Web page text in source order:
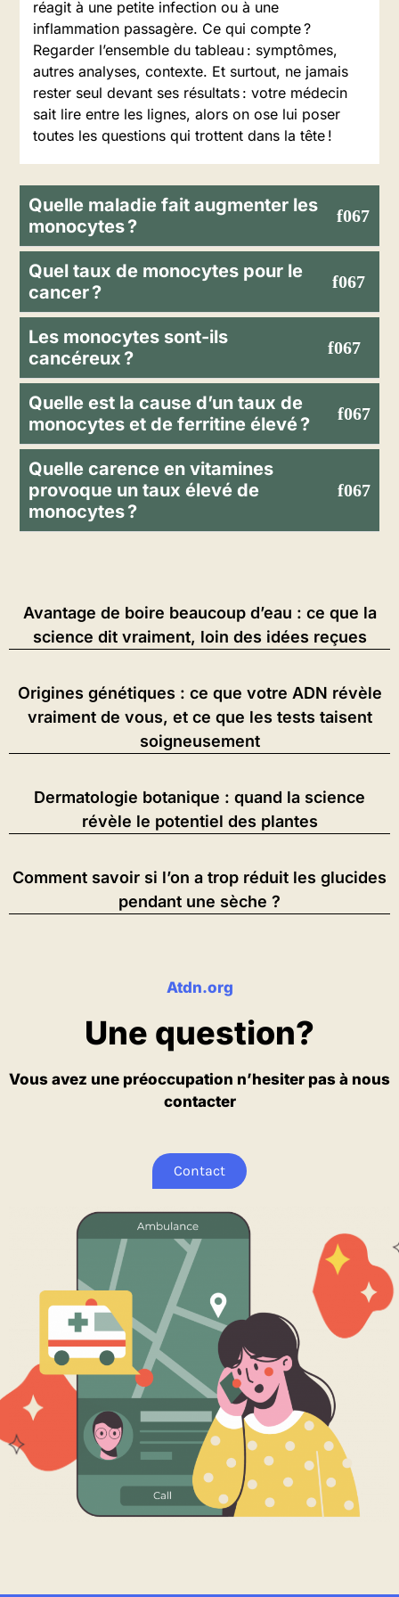
réagit à une petite infection ou à une
inflammation passagère. Ce qui compte ?
Regarder l’ensemble du tableau : symptômes,
autres analyses, contexte. Et surtout, ne jamais
rester seul devant ses résultats : votre médecin
sait lire entre les lignes, alors on ose lui poser
toutes les questions qui trottent dans la tête !
Quelle maladie fait augmenter les
monocytes ?
Quel taux de monocytes pour le
cancer ?
Les monocytes sont-ils
cancéreux ?
Quelle est la cause d’un taux de
monocytes et de ferritine élevé ?
Quelle carence en vitamines
provoque un taux élevé de
monocytes ?
Avantage de boire beaucoup d’eau : ce que la
science dit vraiment, loin des idées reçues
Origines génétiques : ce que votre ADN révèle
vraiment de vous, et ce que les tests taisent
soigneusement
Dermatologie botanique : quand la science
révèle le potentiel des plantes
Comment savoir si l’on a trop réduit les glucides
pendant une sèche ?
Atdn.org
Une question?
Vous avez une préoccupation n’hesiter pas à nous
contacter
Contact